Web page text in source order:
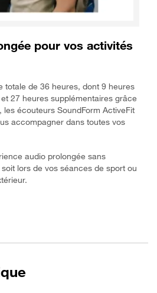
pour vos activités
totale de 36 heures, dont 9 heures
27 heures supplémentaires grâce
écouteurs SoundForm ActiveFit
accompagner dans toutes vos
audio prolongée sans
lors de vos séances de sport ou